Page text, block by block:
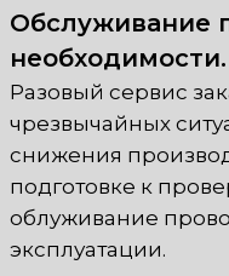
Обслуживание
необходимости.
Разовый сервис
чрезвычайных
снижения
подготовке к
облуживание
эксплуатации.